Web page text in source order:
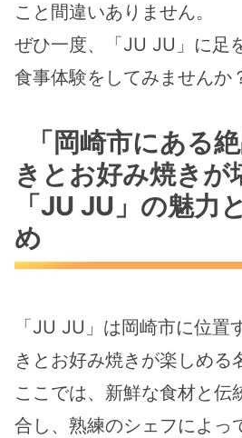
こと間違いありません。
ぜひ一度、「JU JU」に足
食事体験をしてみませんか
「岡崎市にある
きとお好み焼きが
「JU JU」の魅力
め
「JU JU」は岡崎市に位置
きとお好み焼きが楽しめる
ここでは、新鮮な食材と伝
合し、熟練のシェフによっ